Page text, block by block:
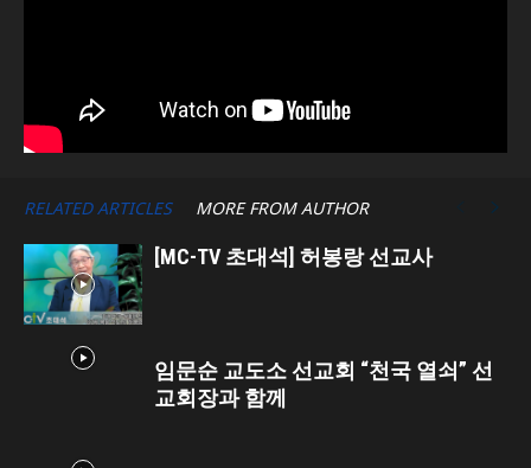
RELATED ARTICLES MORE FROM AUTHOR
[MC-TV 초대석] 허봉랑 선교사
임문순 교도소 선교회 “천국 열쇠” 선
교회장과 함께